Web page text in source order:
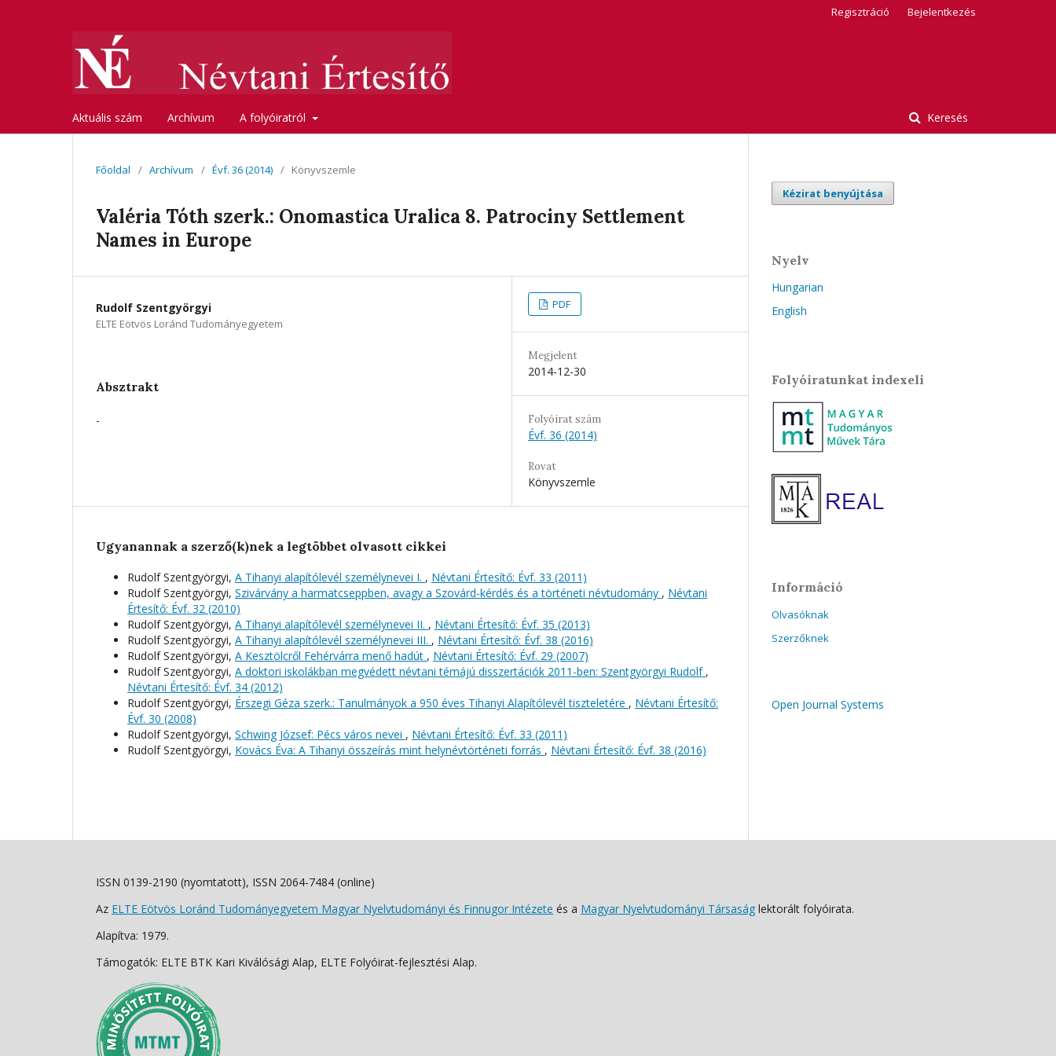
Aktuális szám Archívum A folyóiratról Keresés
Regisztráció Bejelentkezés
Főoldal / Archívum / Évf. 36 (2014) / Könyvszemle
Valéria Tóth szerk.: Onomastica Uralica 8. Patrociny Settlement
Names in Europe
Rudolf Szentgyörgyi
ELTE Eötvös Loránd Tudományegyetem
Absztrakt
-
PDF
Megjelent
2014-12-30
Folyóirat szám
Évf. 36 (2014)
Rovat
Könyvszemle
Ugyanannak a szerző(k)nek a legtöbbet olvasott cikkei
Rudolf Szentgyörgyi, A Tihanyi alapítólevél személynevei I. , Névtani Értesítő: Évf. 33 (2011)
Rudolf Szentgyörgyi, Szivárvány a harmatcseppben, avagy a Szovárd-kérdés és a történeti névtudomány , Névtani
Értesítő: Évf. 32 (2010)
Rudolf Szentgyörgyi, A Tihanyi alapítólevél személynevei II. , Névtani Értesítő: Évf. 35 (2013)
Rudolf Szentgyörgyi, A Tihanyi alapítólevél személynevei III. , Névtani Értesítő: Évf. 38 (2016)
Rudolf Szentgyörgyi, A Kesztölcről Fehérvárra menő hadút , Névtani Értesítő: Évf. 29 (2007)
Rudolf Szentgyörgyi, A doktori iskolákban megvédett névtani témájú disszertációk 2011-ben: Szentgyörgyi Rudolf ,
Névtani Értesítő: Évf. 34 (2012)
Rudolf Szentgyörgyi, Érszegi Géza szerk.: Tanulmányok a 950 éves Tihanyi Alapítólevél tiszteletére , Névtani Értesítő:
Évf. 30 (2008)
Rudolf Szentgyörgyi, Schwing József: Pécs város nevei , Névtani Értesítő: Évf. 33 (2011)
Rudolf Szentgyörgyi, Kovács Éva: A Tihanyi összeírás mint helynévtörténeti forrás , Névtani Értesítő: Évf. 38 (2016)
Kézirat benyújtása
Nyelv
Hungarian
English
Folyóiratunkat indexeli
Információ
Olvasóknak
Szerzőknek
Open Journal Systems
ISSN 0139-2190 (nyomtatott), ISSN 2064-7484 (online)
Az ELTE Eötvös Loránd Tudományegyetem Magyar Nyelvtudományi és Finnugor Intézete és a Magyar Nyelvtudományi Társaság lektorált folyóirata.
Alapítva: 1979.
Támogatók: ELTE BTK Kari Kiválósági Alap, ELTE Folyóirat-fejlesztési Alap.